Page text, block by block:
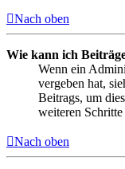
Nach oben
Wie kann ich
Wenn ein
vergeben hat,
Beitrags, um
weiteren
Nach oben